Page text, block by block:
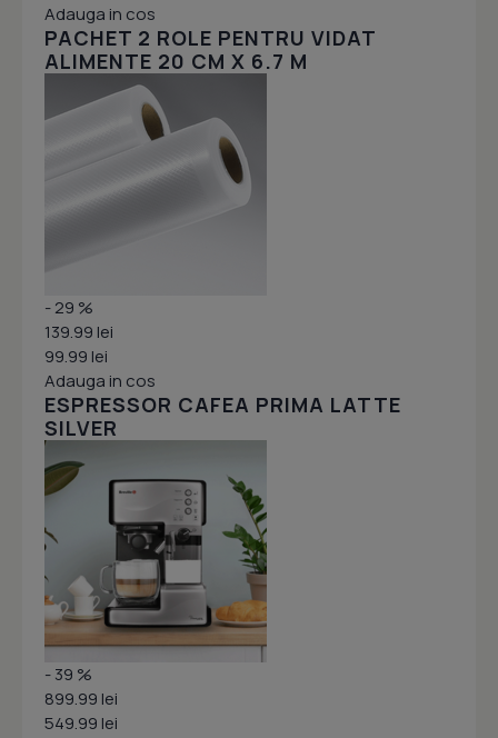
Adauga in cos
PACHET 2 ROLE PENTRU VIDAT
ALIMENTE 20 CM X 6.7 M
- 29 %
139.99 lei
99.99 lei
Adauga in cos
ESPRESSOR CAFEA PRIMA LATTE
SILVER
- 39 %
899.99 lei
549.99 lei